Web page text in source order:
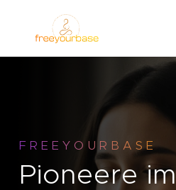
F R E E Y O U R B A S E
Pioneere im